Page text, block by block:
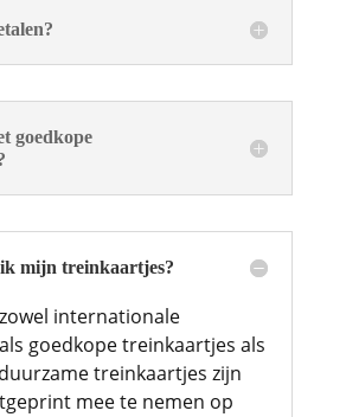
goedkope
mijn treinkaartjes?
internationale
goedkope treinkaartjes als
treinkaartjes zijn
mee te nemen op